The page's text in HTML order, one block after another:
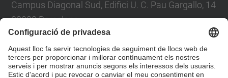
Campus Diagonal Sud, Edifici U. C. Pau Gargallo, 14
08028 Barcelona
E-mail :junta.pasf@upc.edu